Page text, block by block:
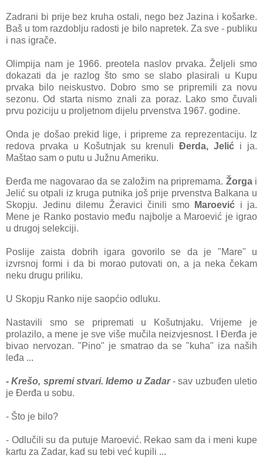
Zadrani bi prije bez kruha ostali, nego bez Jazina i košarke.
Baš u tom razdoblju radosti je bilo napretek. Za sve - publiku
i nas igrače.
Olimpija nam je 1966. preotela naslov prvaka. Željeli smo
dokazati da je razlog što smo se slabo plasirali u Kupu
prvaka bilo neiskustvo. Dobro smo se pripremili za novu
sezonu. Od starta nismo znali za poraz. Lako smo čuvali
prvu poziciju u proljetnom dijelu prvenstva 1967. godine.
Onda je došao prekid lige, i pripreme za reprezentaciju. Iz
redova prvaka u Košutnjak su krenuliĐerda, Jelić i ja.
Maštao sam o putu u Južnu Ameriku.
Đerđa me nagovarao da se založim na pripremama. Žorgai
Jelić su otpali iz kruga putnika još prije prvenstva Balkana u
Skopju. Jedinu dilemu Žeravici činili smo
Maroević i ja.
Mene je Ranko postavio među najbolje a Maroević je igrao
u drugoj selekciji.
Poslije zaista dobrih igara govorilo se da je "Mare" u
izvrsnoj formi i da bi morao putovati on, a ja neka čekam
neku drugu priliku.
U Skopju Ranko nije saopćio odluku.
Nastavili smo se pripremati u Košutnjaku. Vrijeme je
prolazilo, a mene je sve više mučila neizvjesnost. I Đerđa je
bivao nervozan. "Pino" je smatrao da se "kuha" iza naših
leđa ...
- Krešo, spremi stvari. Idemo u Zadar- sav uzbuđen uletio
je Đerđa u sobu.
- Što je bilo?
- Odlučili su da putuje Maroević. Rekao sam da i meni kupe
kartu za Zadar, kad su tebi već kupili ...